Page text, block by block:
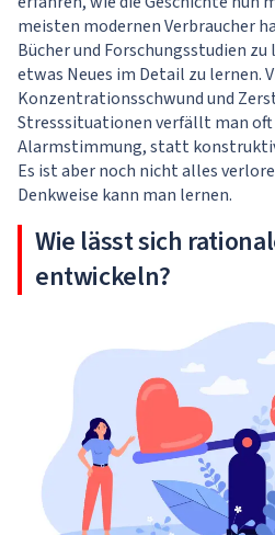
meisten modernen Verbraucher
Bücher und Forschungsstudien
etwas Neues im Detail zu lernen.
Konzentrationsschwund und
Stresssituationen verfällt man oft
Alarmstimmung, statt
Es ist aber noch nicht alles
Denkweise kann man lernen.
Wie lässt sich
entwickeln?